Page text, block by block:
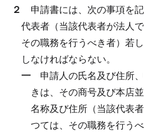
２ 申請書には、次の事項を
代表者（当該代表者が法人
その職務を行うべき者）若
しなければならない。
一 申請人の氏名及び住所
きは、その商号及び本店
名称及び住所（当該代表
つては、その職務を行う